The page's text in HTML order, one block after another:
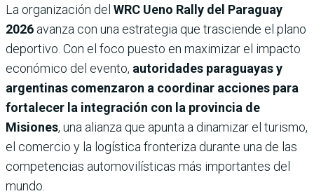
La organización del WRC Ueno Rally del Paraguay
2026 avanza con una estrategia que trasciende el plano
deportivo. Con el foco puesto en maximizar el impacto
económico del evento, autoridades paraguayas y
argentinas comenzaron a coordinar acciones para
fortalecer la integración con la provincia de
Misiones, una alianza que apunta a dinamizar el turismo,
el comercio y la logística fronteriza durante una de las
competencias automovilísticas más importantes del
mundo.